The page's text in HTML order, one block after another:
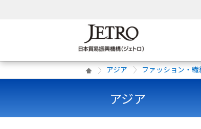
アジア ファッション・繊
アジア